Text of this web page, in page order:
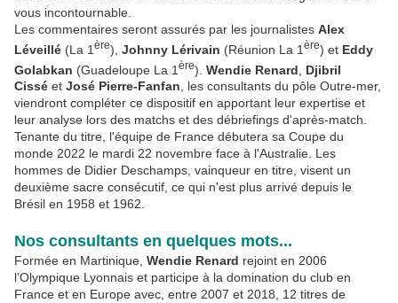
vous incontournable.
Les commentaires seront assurés par les journalistes Alex
Léveillé (La 1 ère), Johnny Lérivain (Réunion La 1 ère) et Eddy
Golabkan (Guadeloupe La 1 ère). Wendie Renard
Djibril
Cissé et José Pierre-Fanfan, les consultants du pôle Outre-mer,
viendront compléter ce dispositif en apportant leur expertise et
leur analyse lors des matchs et des débriefings d'après-match.
Tenante du titre, l'équipe de France débutera sa Coupe du
monde 2022 le mardi 22 novembre face à l'Australie. Les
hommes de Didier Deschamps, vainqueur en titre, visent un
deuxième sacre consécutif, ce qui n'est plus arrivé depuis le
Brésil en 1958 et 1962.
Nos consultants en quelques mots...
Formée en Martinique, Wendie Renard rejoint en 2006
l’Olympique Lyonnais et participe à la domination du club en
France et en Europe avec, entre 2007 et 2018, 12 titres de